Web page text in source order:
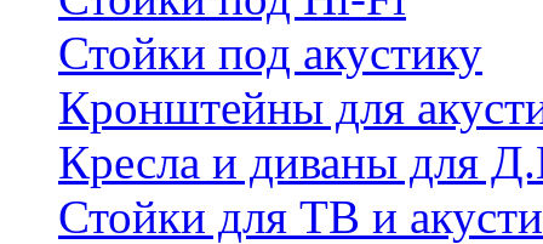
Стойки под акустику
Кронштейны для
Кресла и диваны для
Стойки для ТВ и